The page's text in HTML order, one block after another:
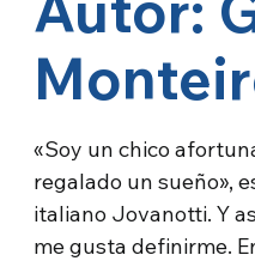
«Soy un chico
regalado un sueño»,
italiano Jovanotti. Y
me gusta definirme.